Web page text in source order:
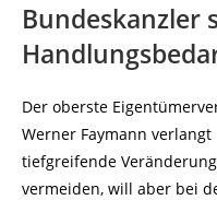
Bundeskanzler
Der oberste
Werner Faymann verlangt
tiefgreifende
vermeiden, will aber bei